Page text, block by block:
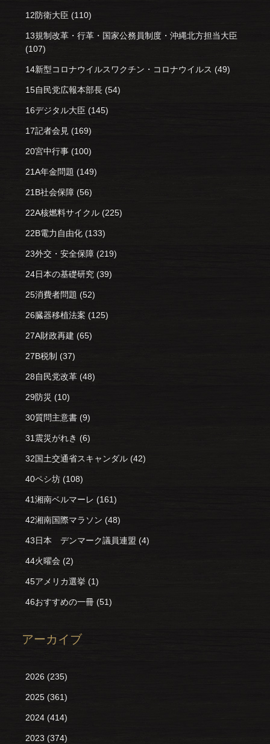
12防衛大臣 (110)
13規制改革・行革・国家公務員制度・沖縄北方担当大臣
(107)
14新型コロナウイルスワクチン・コロナウイルス (49)
15自民党広報本部長 (54)
16デジタル大臣 (145)
17記者会見 (169)
20宮中行事 (100)
21A年金問題 (149)
21B社会保障 (56)
22A核燃料サイクル (225)
22B電力自由化 (133)
23外交・安全保障 (219)
24日本の基礎研究 (39)
25消費者問題 (52)
26臓器移植法案 (125)
27A財政再建 (65)
27B税制 (37)
28自民党改革 (48)
29防災 (10)
30質問主意書 (9)
31震災がれき (6)
32国土交通省スキャンダル (42)
40ペシ坊 (108)
41湘南ベルマーレ (161)
42湘南国際マラソン (48)
43日本 デンマーク議員連盟 (4)
44火曜会 (2)
45アメリカ選挙 (1)
46おすすめの一冊 (51)
アーカイブ
2026 (235)
2025 (361)
2024 (414)
2023 (374)